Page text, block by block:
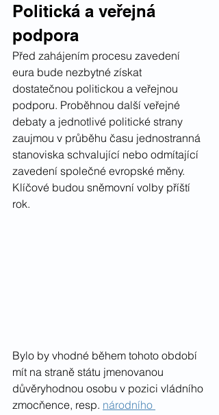
Politická a veřejná
podpora
Před zahájením procesu zavedení
eura bude nezbytné získat
dostatečnou politickou a veřejnou
podporu. Proběhnou další veřejné
debaty a jednotlivé politické strany
zaujmou v průběhu času jednostranná
stanoviska schvalující nebo odmítající
zavedení společné evropské měny.
Klíčové budou sněmovní volby příští
rok.
Bylo by vhodné během tohoto období
mít na straně státu jmenovanou
důvěryhodnou osobu v pozici vládního
zmocňence, resp. národního